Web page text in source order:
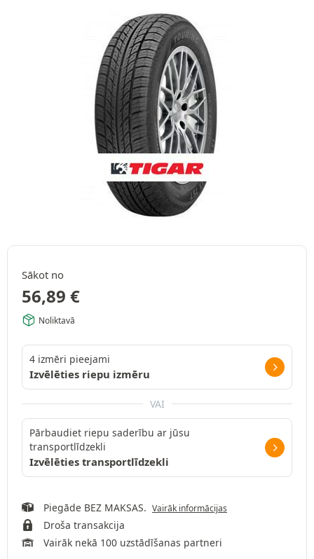
Sākot no
56,89 €
Noliktavā
4 izmēri pieejami
Izvēlēties riepu izmēru
VAI
Pārbaudiet riepu saderību ar jūsu
transportlīdzekli
Izvēlēties transportlīdzekli
Piegāde BEZ MAKSAS. Vairāk informācijas
Droša transakcija
Vairāk nekā 100 uzstādīšanas partneri